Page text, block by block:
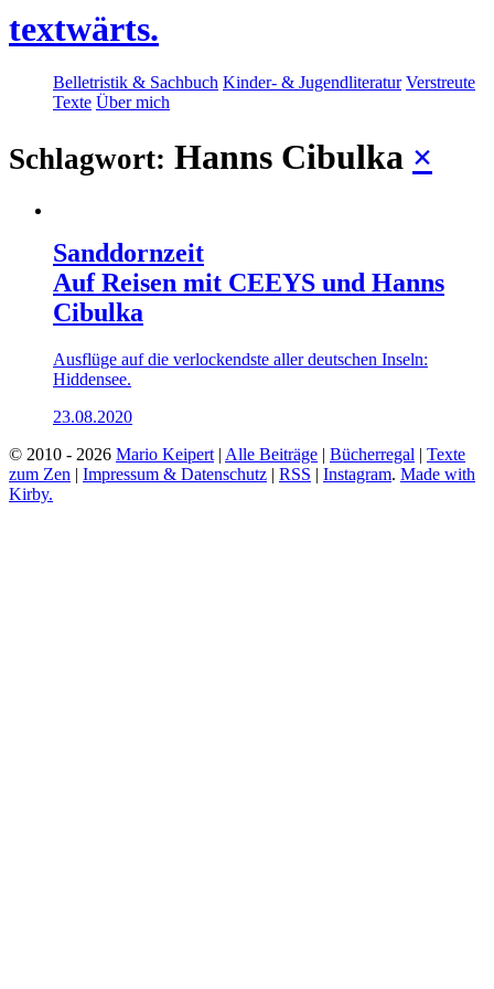
textwärts.
Belletristik & Sachbuch Kinder- & Jugendliteratur Verstreute
Texte Über mich
Schlagwort: Hanns Cibulka ×
Sanddornzeit
Auf Reisen mit CEEYS und Hanns
Cibulka
Ausflüge auf die verlockendste aller deutschen Inseln:
Hiddensee.
23.08.2020
© 2010 - 2026 Mario Keipert | Alle Beiträge | Bücherregal | Texte
zum Zen | Impressum & Datenschutz | RSS | Instagram. Made with
Kirby.